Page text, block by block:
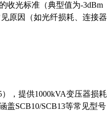
收光标准（典型值为-3dBm
原因（如光纤损耗、连接器
，提供1000kVA变压器损耗
盖SCB10/SCB13等常见型号